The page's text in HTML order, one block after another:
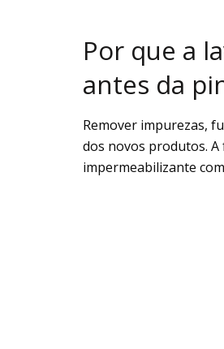
Por que a
antes da
Remover impurezas,
dos novos produtos.
impermeabilizante